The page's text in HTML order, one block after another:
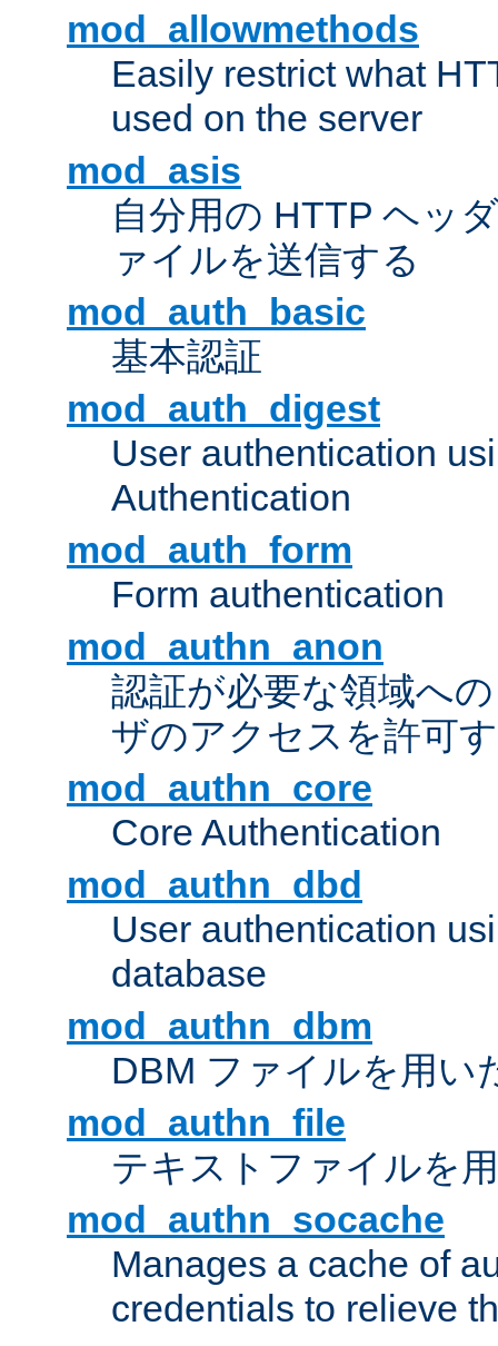
mod_allowmethods
Easily restrict what
used on the server
mod_asis
自分用の HTTP ヘッ
ァイルを送信する
mod_auth_basic
基本認証
mod_auth_digest
User authentication
Authentication
mod_auth_form
Form authentication
mod_authn_anon
認証が必要な領域へ
ザのアクセスを許可
mod_authn_core
Core Authentication
mod_authn_dbd
User authentication
database
mod_authn_dbm
DBM ファイルを用い
mod_authn_file
テキストファイルを
mod_authn_socache
Manages a cache of
credentials to relieve